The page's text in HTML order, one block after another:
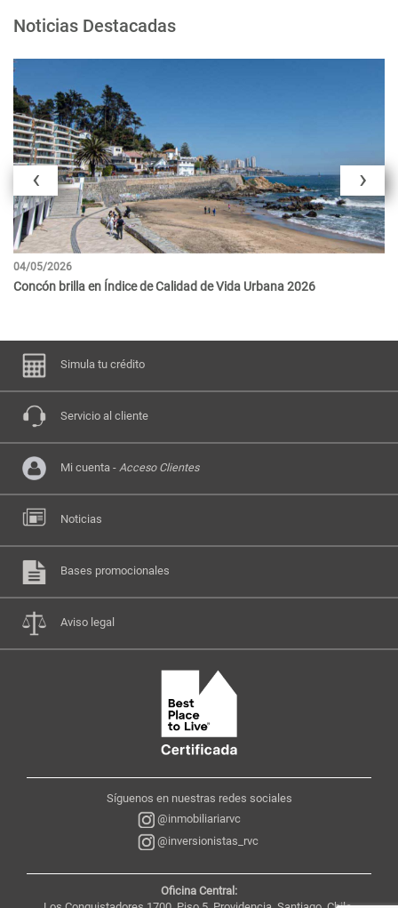
Noticias Destacadas
04/05/2026
Concón brilla en Índice de Calidad de Vida Urbana 2026
‹ ›
Simula tu crédito
Servicio al cliente
Mi cuenta - Acceso Clientes
Noticias
Bases promocionales
Aviso legal
Síguenos en nuestras redes sociales
@inmobiliariarvc
@inversionistas_rvc
Oficina Central: